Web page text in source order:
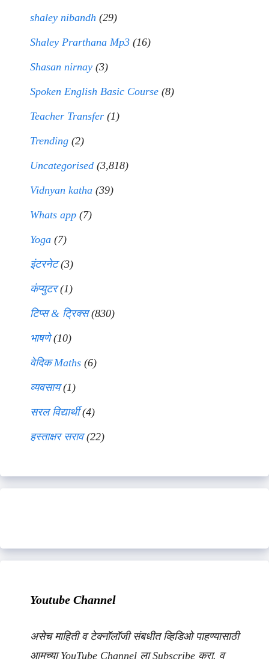
shaley nibandh (29)
Shaley Prarthana Mp3 (16)
Shasan nirnay (3)
Spoken English Basic Course (8)
Teacher Transfer (1)
Trending (2)
Uncategorised (3,818)
Vidnyan katha (39)
Whats app (7)
Yoga (7)
इंटरनेट(3)
कंप्युटर(1)
टिप्स & ट्रिक्स(830)
भाषणे(10)
वेदिक Maths (6)
व्यवसाय(1)
सरल विद्यार्थी(4)
हस्ताक्षर सराव(22)
Youtube Channel
असेच माहिती व टेक्नॉलॉजी संबधीत व्हिडिओ पाहण्यासाठी
आमच्या YouTube Channel ला Subscribe करा. व